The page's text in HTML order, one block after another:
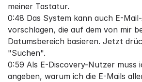
meiner Tastatur.
0:48 Das System kann auch E-
vorschlagen, die auf dem von mir
Datumsbereich basieren. Jetzt
"Suchen".
0:59 Als E-Discovery-Nutzer muss
angeben, warum ich die E-Mails